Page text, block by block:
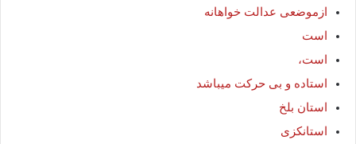
ازموضعی عدالت خواهانه
است
است،
استاده و بی حرکت میباشد
استان بلخ
استانکزی